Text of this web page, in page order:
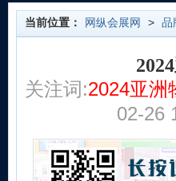
当前位置： 网纵会展网 > 品
关注词:2024亚洲
02-26